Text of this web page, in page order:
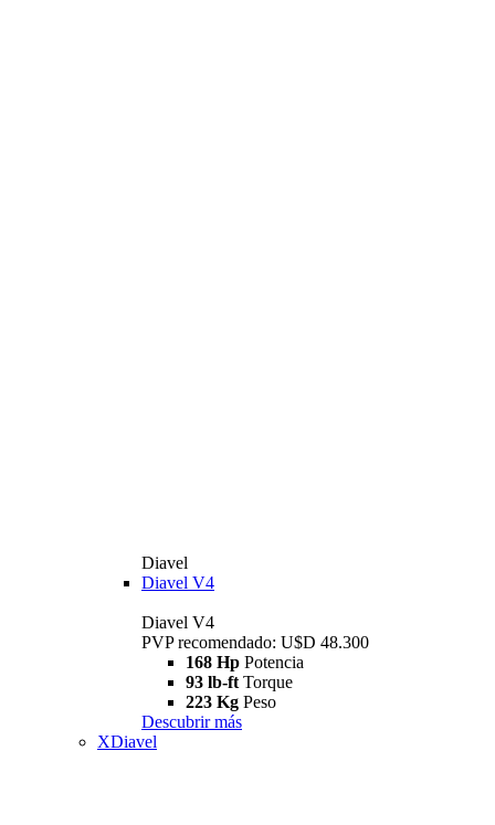
Diavel
Diavel V4
Diavel V4
PVP recomendado: U$D 48.300
168 Hp Potencia
93 lb-ft Torque
223 Kg Peso
Descubrir más
XDiavel